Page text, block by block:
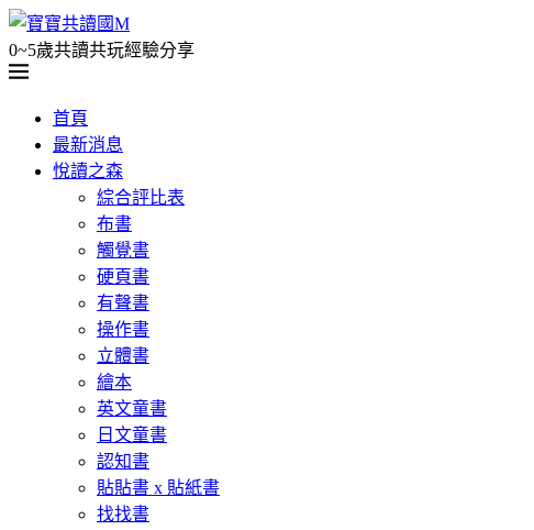
0~5歲共讀共玩經驗分享
首頁
最新消息
悅讀之森
綜合評比表
布書
觸覺書
硬頁書
有聲書
操作書
立體書
繪本
英文童書
日文童書
認知書
貼貼書 x 貼紙書
找找書